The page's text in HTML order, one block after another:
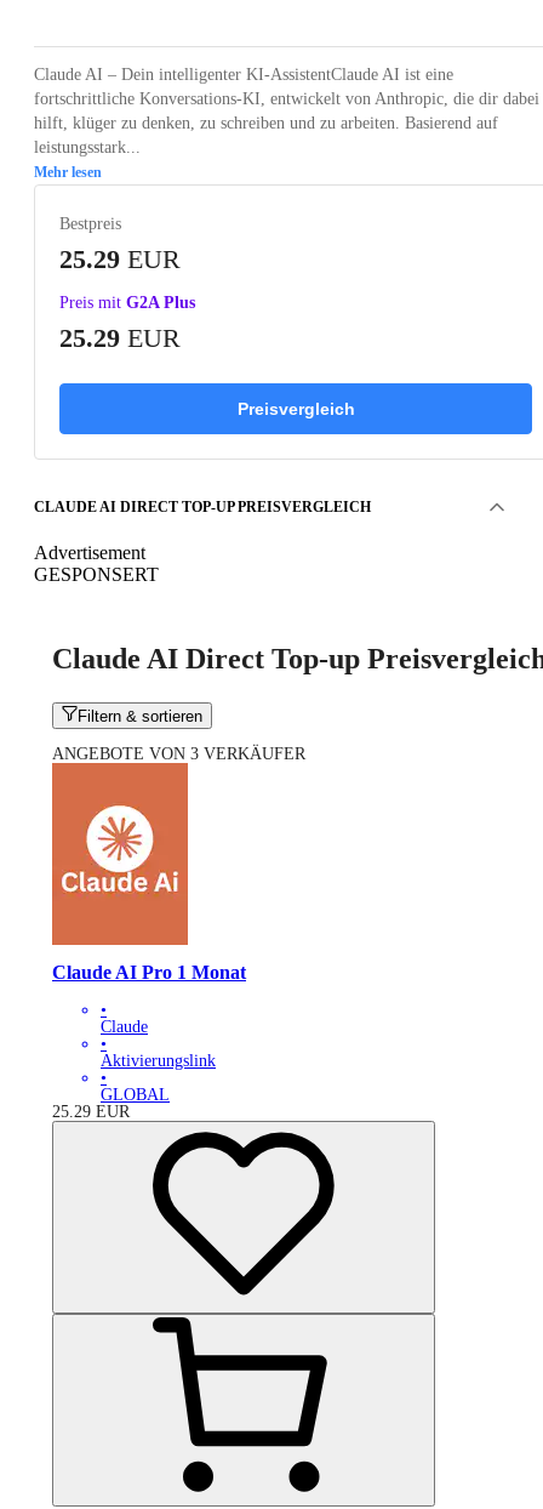
Claude AI – Dein intelligenter KI-AssistentClaude AI ist eine
fortschrittliche Konversations-KI, entwickelt von Anthropic, die dir dabei
hilft, klüger zu denken, zu schreiben und zu arbeiten. Basierend auf
leistungsstark...
Mehr lesen
Bestpreis
25.29 EUR
Preis mit G2A Plus
25.29 EUR
Preisvergleich
CLAUDE AI DIRECT TOP-UP PREISVERGLEICH
Advertisement
GESPONSERT
Claude AI Direct Top-up
Filtern & sortieren
ANGEBOTE VON 3 VERKÄUFER
Claude AI Pro 1 Monat
•
Claude
•
Aktivierungslink
•
GLOBAL
25.29 EUR